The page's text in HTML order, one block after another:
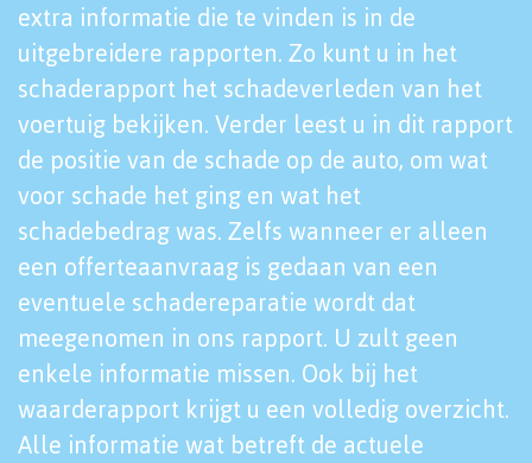
extra informatie die te vinden is in de
uitgebreidere rapporten. Zo kunt u in het
schaderapport het schadeverleden van het
voertuig bekijken. Verder leest u in dit rapport
de positie van de schade op de auto, om wat
voor schade het ging en wat het
schadebedrag was. Zelfs wanneer er alleen
een offerteaanvraag is gedaan van een
eventuele schadereparatie wordt dat
meegenomen in ons rapport. U zult geen
enkele informatie missen. Ook bij het
waarderapport krijgt u een volledig overzicht.
Alle informatie wat betreft de actuele